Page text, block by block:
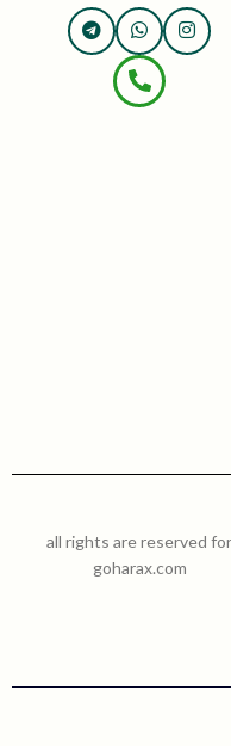
all rights are reserved for
goharax.com